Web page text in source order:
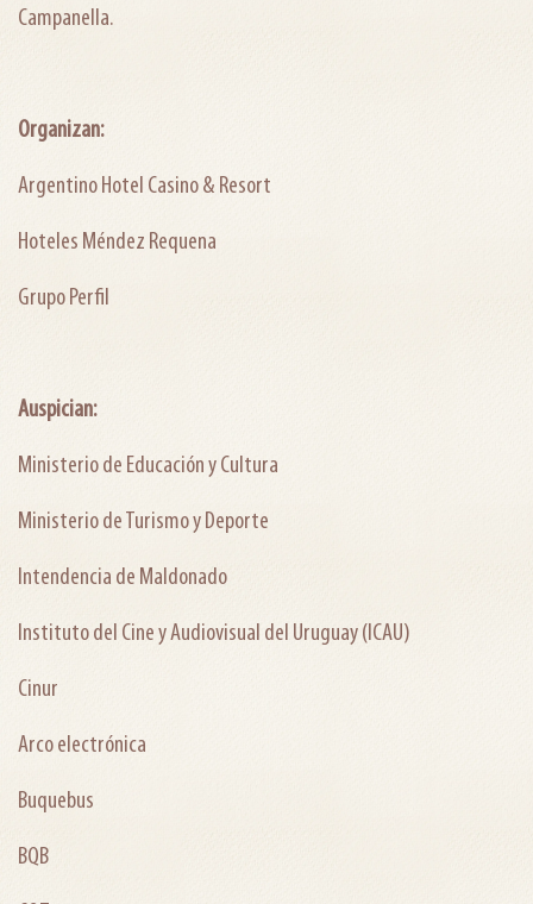
Campanella.
Organizan:
Argentino Hotel Casino & Resort
Hoteles Méndez Requena
Grupo Perfil
Auspician:
Ministerio de Educación y Cultura
Ministerio de Turismo y Deporte
Intendencia de Maldonado
Instituto del Cine y Audiovisual del Uruguay (ICAU)
Cinur
Arco electrónica
Buquebus
BQB